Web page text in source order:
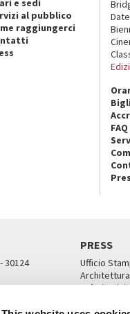
al pubblico
raggiungerci
FAQ
30124
PRESS
Ufficio
Architettura
Ca’